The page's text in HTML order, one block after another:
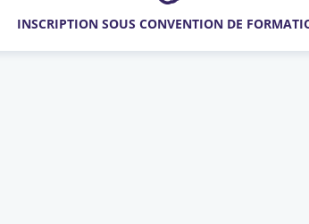
INSCRIPTION SOUS CONVENTION DE